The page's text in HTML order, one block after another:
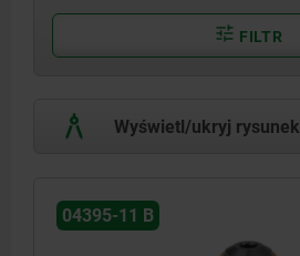
FILTR
Wyświetl/ukryj rysunek
04395-11 B